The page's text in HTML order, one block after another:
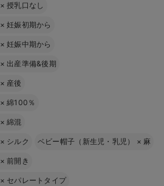
×授乳口なし
×妊娠初期から
×妊娠中期から
× 出産準備&後期
× 産後
×綿100％
×綿混
× シルク ベビー帽子（新生児・乳児） × 麻
×前開き
× セパレートタイプ